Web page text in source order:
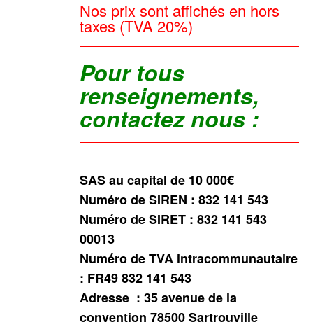
Nos prix sont affichés en hors
taxes (TVA 20%)
Pour tous
renseignements,
contactez nous :
SAS au capital de 10 000€
Numéro de SIREN : 832 141 543
Numéro de SIRET : 832 141 543
00013
Numéro de TVA intracommunautaire
: FR49 832 141 543
Adresse : 35 avenue de la
convention 78500 Sartrouville